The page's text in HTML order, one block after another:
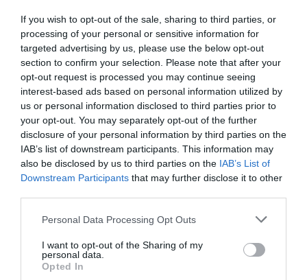
If you wish to opt-out of the sale, sharing to third parties, or
processing of your personal or sensitive information for
targeted advertising by us, please use the below opt-out
section to confirm your selection. Please note that after your
opt-out request is processed you may continue seeing
interest-based ads based on personal information utilized by
us or personal information disclosed to third parties prior to
your opt-out. You may separately opt-out of the further
disclosure of your personal information by third parties on the
IAB’s list of downstream participants. This information may
also be disclosed by us to third parties on the IAB’s List of
Downstream Participants that may further disclose it to other
Please note that this website/app uses one or more Google
not limited to your visit or usage behaviour. You may click to
grant or deny consent to Google and its third-party tags to
use your data for below specified purposes in below Google
Personal Data Processing Opt Outs
I want to opt-out of the Sharing of my
personal data.
Opted In
διατάχθηκαν να εκκενώσουν το
Κραματόρσκ
"Πρόκειται για μια δύσκολη αλλά αναγκαία απόφαση"